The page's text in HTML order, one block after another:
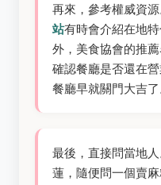
再來，參考權威資
站有時會介紹在地
外，美食協會的推
確認餐廳是否還在
餐廳早就關門大吉了
最後，直接問當地
蓮，隨便問一個賣